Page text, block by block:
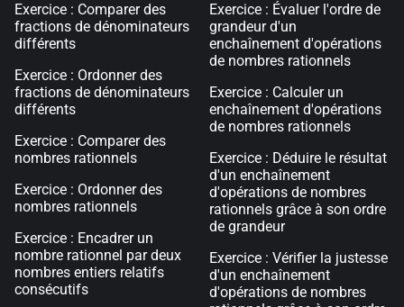
Exercice : Comparer des
fractions de dénominateurs
différents
Exercice : Ordonner des
fractions de dénominateurs
différents
Exercice : Comparer des
nombres rationnels
Exercice : Ordonner des
nombres rationnels
Exercice : Encadrer un
nombre rationnel par deux
nombres entiers relatifs
consécutifs
Exercice : Évaluer l'ordre de
grandeur d'un
enchaînement d'opérations
de nombres rationnels
Exercice : Calculer un
enchaînement d'opérations
de nombres rationnels
Exercice : Déduire le résultat
d'un enchaînement
d'opérations de nombres
rationnels grâce à son ordre
de grandeur
Exercice : Vérifier la justesse
d'un enchaînement
d'opérations de nombres